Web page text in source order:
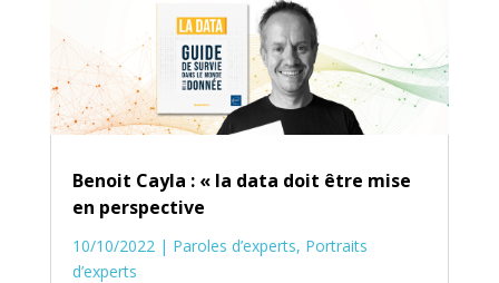
Benoit Cayla : « la data doit être mise
en perspective
10/10/2022| Paroles d’experts, Portraits
d’experts